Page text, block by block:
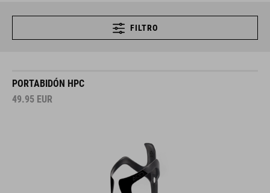
FILTRO
PORTABIDÓN HPC
49.95 EUR